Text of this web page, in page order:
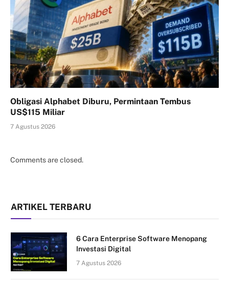
Obligasi Alphabet Diburu, Permintaan Tembus
US$115 Miliar
7 Agustus 2026
Comments are closed.
ARTIKEL TERBARU
6 Cara Enterprise Software Menopang
Investasi Digital
7 Agustus 2026